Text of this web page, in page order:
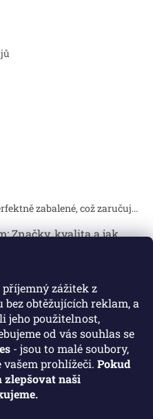
zážitek z
obtěžujících reklam, a
jeho použitelnost,
od vás souhlas se
- jsou to malé soubory,
prohlížeči. Pokud
zlepšovat naši
zabalené, což zaručuj...
Značky, kvalita a jak
aby se nepoškodily?
tradice a luxusu. ...